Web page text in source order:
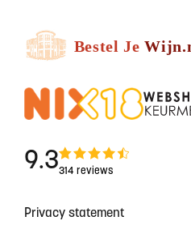
9.3314 reviews
Privacy statement